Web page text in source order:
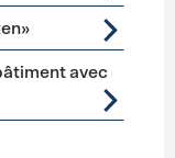
avec